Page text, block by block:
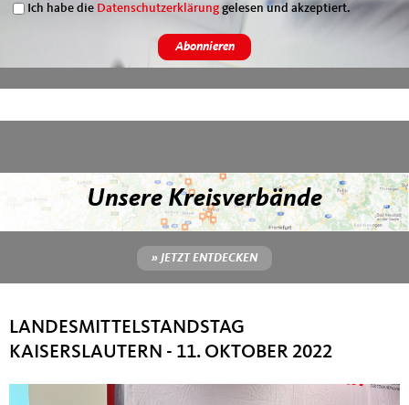
Ich habe die Datenschutzerklärung gelesen und akzeptiert.
Unsere Kreisverbände
» JETZT ENTDECKEN
LANDESMITTELSTANDSTAG
KAISERSLAUTERN - 11. OKTOBER 2022